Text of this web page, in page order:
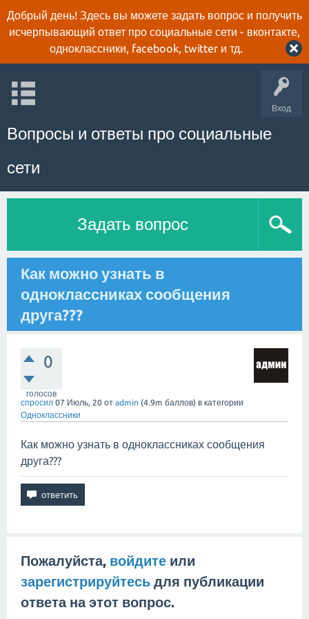
Добрый день! Здесь вы можете задать вопрос и получить
исчерпывающий ответ про социальные сети - вконтакте,
одноклассники, facebook, twitter и тд.
Вход
Вопросы и ответы про социальные
сети
Задать вопрос
Как можно узнать в
одноклассниках сообщения
друга???
0
голосов
спросил 07 Июль, 20 от admin (4.9m баллов) в категории
Одноклассники
Как можно узнать в одноклассниках сообщения
друга???
Пожалуйста, войдите или
зарегистрируйтесь для публикации
ответа на этот вопрос.